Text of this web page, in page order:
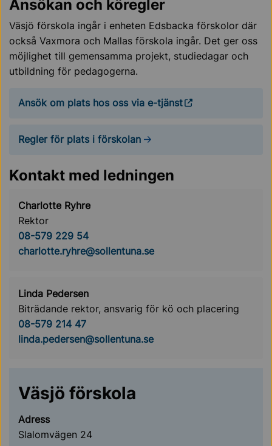
Ansökan och köregler
Väsjö förskola ingår i enheten Edsbacka förskolor där
också Vaxmora och Mallas förskola ingår. Det ger oss
möjlighet till gemensamma projekt, studiedagar och
utbildning för pedagogerna.
Ansök om plats hos oss via e-tjänst
Regler för plats i förskolan
Kontakt med ledningen
Charlotte Ryhre
Rektor
08-579 229 54
charlotte.ryhre@sollentuna.se
Linda Pedersen
Biträdande rektor, ansvarig för kö och placering
08-579 214 47
linda.pedersen@sollentuna.se
Väsjö förskola
Adress
Slalomvägen 24